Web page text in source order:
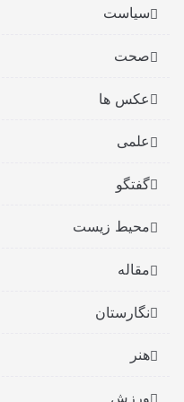
سیاست
صحت
عکس ها
علمی
گفتگو
محیط زیست
مقاله
نگارستان
هنر
ورزش